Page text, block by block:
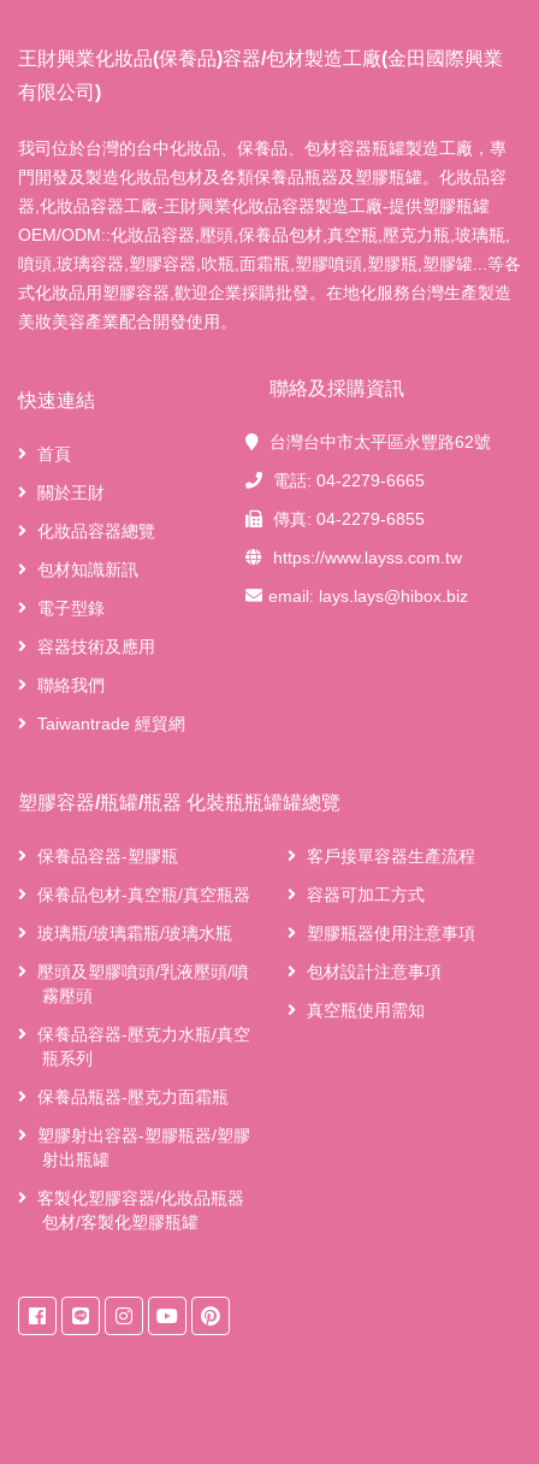
王財興業化妝品(保養品)容器/包材製造工廠(金田國際興業
有限公司)
我司位於台灣的台中化妝品、保養品、包材容器瓶罐製造工廠，專
門開發及製造化妝品包材及各類保養品瓶器及塑膠瓶罐。化妝品容
器,化妝品容器工廠-王財興業化妝品容器製造工廠-提供塑膠瓶罐
OEM/ODM::化妝品容器,壓頭,保養品包材,真空瓶,壓克力瓶,玻璃瓶,
噴頭,玻璃容器,塑膠容器,吹瓶,面霜瓶,塑膠噴頭,塑膠瓶,塑膠罐...等各
式化妝品用塑膠容器,歡迎企業採購批發。在地化服務台灣生產製造
美妝美容產業配合開發使用。
快速連結
首頁
關於王財
化妝品容器總覽
包材知識新訊
電子型錄
容器技術及應用
聯絡我們
Taiwantrade 經貿網
塑膠容器/瓶罐/瓶器 化裝瓶瓶罐罐總覽
保養品容器-塑膠瓶
保養品包材-真空瓶/真空瓶器
玻璃瓶/玻璃霜瓶/玻璃水瓶
壓頭及塑膠噴頭/乳液壓頭/噴
霧壓頭
保養品容器-壓克力水瓶/真空
瓶系列
保養品瓶器-壓克力面霜瓶
塑膠射出容器-塑膠瓶器/塑膠
射出瓶罐
客製化塑膠容器/化妝品瓶器
包材/客製化塑膠瓶罐
客戶接單容器生產流程
容器可加工方式
塑膠瓶器使用注意事項
包材設計注意事項
真空瓶使用需知
聯絡及採購資訊
台灣台中市太平區永豐路62號
電話: 04-2279-6665
傳真: 04-2279-6855
https://www.layss.com.tw
email: lays.lays@hibox.biz